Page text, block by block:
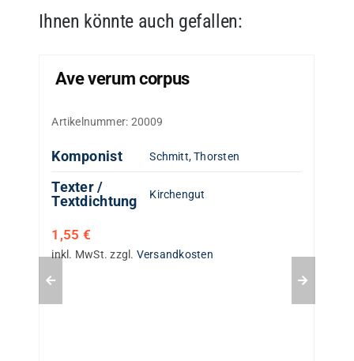
Ihnen könnte auch gefallen:
Ave verum corpus
Artikelnummer: 20009
Komponist Schmitt, Thorsten
Texter /
Textdichtung
Kirchengut
1,55 €
inkl. MwSt. zzgl. Versandkosten